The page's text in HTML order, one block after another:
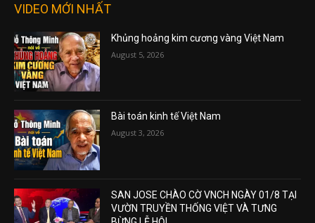
VIDEO MỚI NHẤT
Khủng hoảng kim cương vàng Việt Nam
August 5, 2026
Bài toán kinh tế Việt Nam
August 3, 2026
SAN JOSE CHÀO CỜ VNCH NGÀY 01/8 TẠI
VƯỜN TRUYỀN THỐNG VIỆT VÀ TƯNG